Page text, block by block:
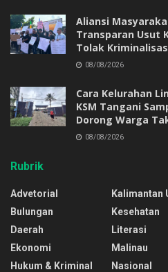
Aliansi
Transparan Usut
Tolak
08/08/2026
Cara Kelurahan
KSM Tangani
Dorong Warga
08/08/2026
Rubrik
Advetorial
Bulungan
Daerah
Ekonomi
Hukum & Kriminal
Kalimantan
Kesehatan
Literasi
Malinau
Nasional